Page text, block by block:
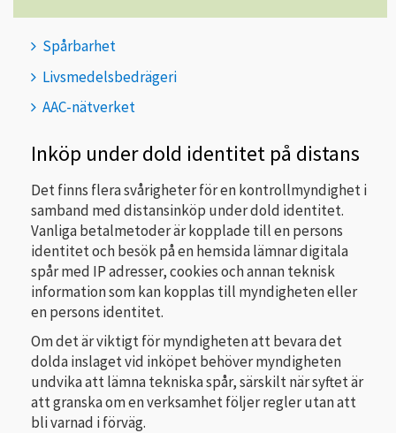
Spårbarhet
Livsmedelsbedrägeri
AAC-nätverket
Inköp under dold identitet på distans
Det finns flera svårigheter för en kontrollmyndighet i
samband med distansinköp under dold identitet.
Vanliga betalmetoder är kopplade till en persons
identitet och besök på en hemsida lämnar digitala
spår med IP adresser, cookies och annan teknisk
information som kan kopplas till myndigheten eller
en persons identitet.
Om det är viktigt för myndigheten att bevara det
dolda inslaget vid inköpet behöver myndigheten
undvika att lämna tekniska spår, särskilt när syftet är
att granska om en verksamhet följer regler utan att
bli varnad i förväg.